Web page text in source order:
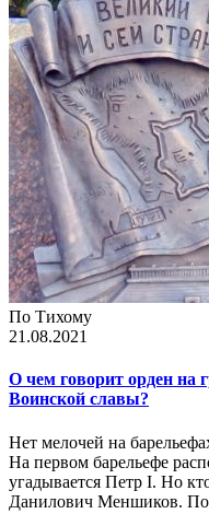
По Тихому
21.08.2021
О чем говорит орден на
Воинской славы?
Нет мелочей на
На первом барельефе
угадывается Петр I. Но
Данилович Меншиков.